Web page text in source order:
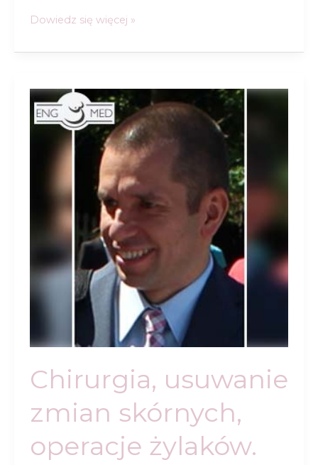
W
tygodniu
się
nieinwazyjne
badania
prenatalne?
Dowiedz się więcej »
Chirurgia, usuwanie
zmian skórnych,
operacje żylaków.